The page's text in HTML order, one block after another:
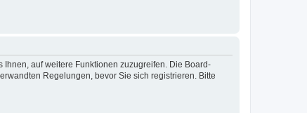
auf weitere Funktionen zuzugreifen. Die Board-
Regelungen, bevor Sie sich registrieren. Bitte